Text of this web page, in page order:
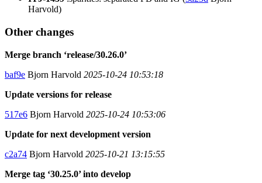
Harvold)
Other changes
Merge branch ‘release/30.26.0’
baf9e Bjorn Harvold 2025-10-24 10:53:18
Update versions for release
517e6 Bjorn Harvold 2025-10-24 10:53:06
Update for next development version
c2a74 Bjorn Harvold 2025-10-21 13:15:55
Merge tag ‘30.25.0’ into develop